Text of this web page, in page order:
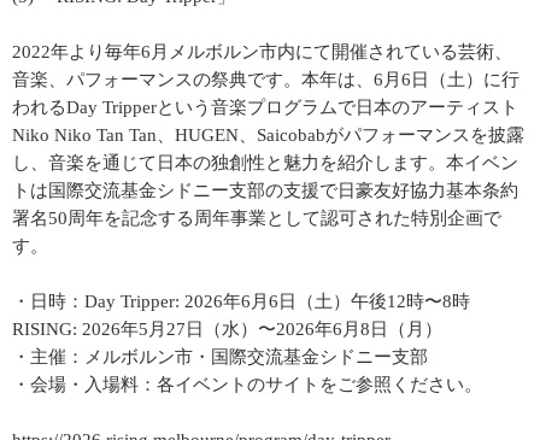
2022年より毎年6月メルボルン市内にて開催されている芸術、
音楽、パフォーマンスの祭典です。本年は、6月6日（土）に行
われるDay Tripperという音楽プログラムで日本のアーティスト
Niko Niko Tan Tan、HUGEN、Saicobabがパフォーマンスを披露
し、音楽を通じて日本の独創性と魅力を紹介します。本イベン
トは国際交流基金シドニー支部の支援で日豪友好協力基本条約
署名50周年を記念する周年事業として認可された特別企画で
す。
・日時：Day Tripper: 2026年6月6日（土）午後12時〜8時
RISING: 2026年5月27日（水）〜2026年6月8日（月）
・主催：メルボルン市・国際交流基金シドニー支部
・会場・入場料：各イベントのサイトをご参照ください。